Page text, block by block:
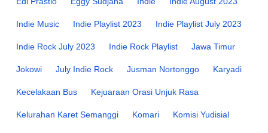
Indie Music Indie Playlist 2023 Indie Playlist July 2023
Indie Rock July 2023 Indie Rock Playlist Jawa Timur
Jokowi July Indie Rock Jusman Nortonggo Karyadi
Kecelakaan Bus Kejuaraan Orasi Unjuk Rasa
Kelurahan Karet Semanggi Komari Komisi Yudisial